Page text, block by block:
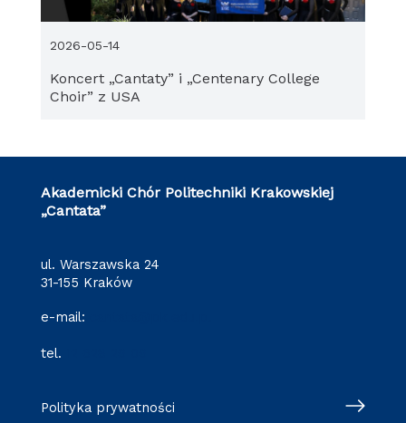
Koncert „Cantaty” i „Centenary College
Choir” z USA
2026-05-14
Akademicki Chór Politechniki Krakowskiej
„Cantata”
ul. Warszawska 24
31-155 Kraków
e-mail:
tel.
Polityka prywatności